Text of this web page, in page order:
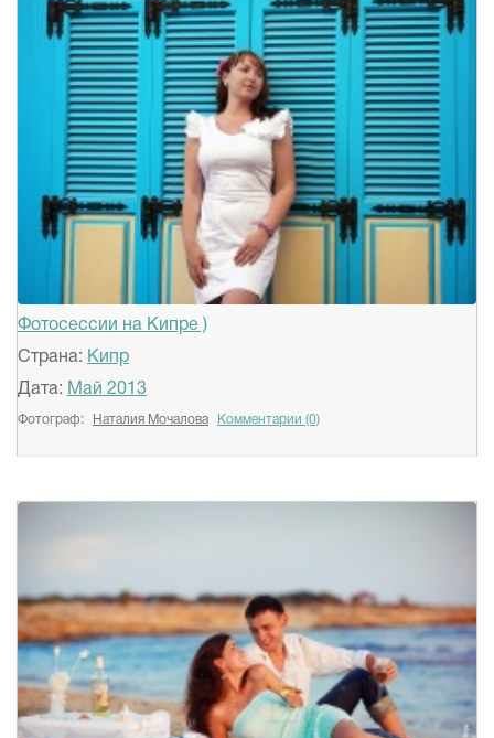
Фотосессии на Кипре )
Страна: Кипр
Дата: Май 2013
Фотограф: Наталия Мочалова Комментарии (0)